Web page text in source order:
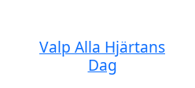
Valp Alla Hjärtans
Dag